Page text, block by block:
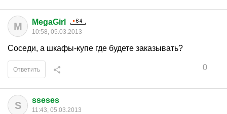
M MegaGirl
10:58, 05.03.2013
Соседи, а шкафы-купе где будете заказывать?
0
Ответить
S sseses
11:43, 05.03.2013